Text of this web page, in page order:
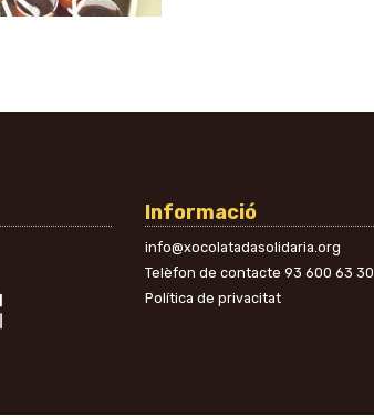
Informació
info@xocolatadasolidaria.org
Telèfon de contacte 93 600 63 30
Política de privacitat